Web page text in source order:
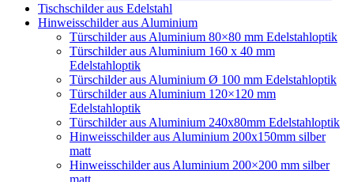
Tischschilder aus Edelstahl
Hinweisschilder aus Aluminium
Türschilder aus Aluminium 80×80 mm Edelstahloptik
Türschilder aus Aluminium 160 x 40 mm
Edelstahloptik
Türschilder aus Aluminium Ø 100 mm Edelstahloptik
Türschilder aus Aluminium 120×120 mm
Edelstahloptik
Türschilder aus Aluminium 240x80mm Edelstahloptik
Hinweisschilder aus Aluminium 200x150mm silber
matt
Hinweisschilder aus Aluminium 200×200 mm silber
matt